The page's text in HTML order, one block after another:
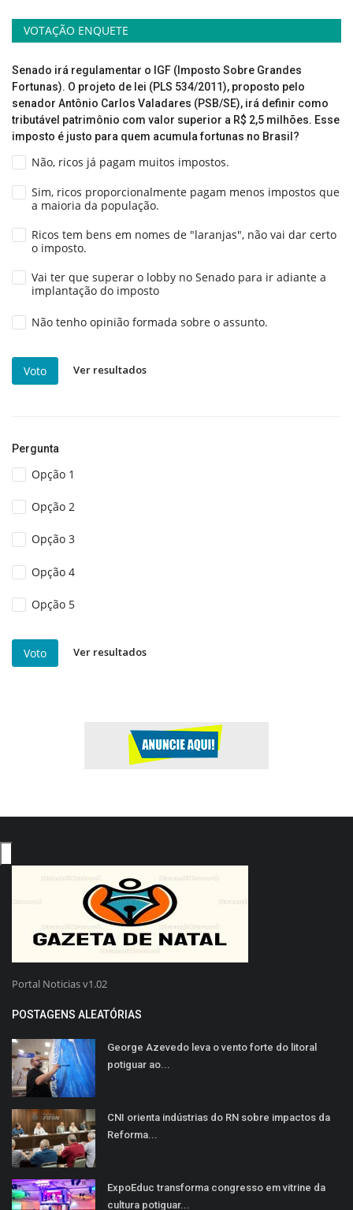
VOTAÇÃO ENQUETE
Senado irá regulamentar o IGF (Imposto Sobre Grandes
Fortunas). O projeto de lei (PLS 534/2011), proposto pelo
senador Antônio Carlos Valadares (PSB/SE), irá definir como
tributável patrimônio com valor superior a R$ 2,5 milhões. Esse
imposto é justo para quem acumula fortunas no Brasil?
Não, ricos já pagam muitos impostos.
Sim, ricos proporcionalmente pagam menos impostos que
a maioria da população.
Ricos tem bens em nomes de "laranjas", não vai dar certo
o imposto.
Vai ter que superar o lobby no Senado para ir adiante a
implantação do imposto
Não tenho opinião formada sobre o assunto.
Voto Ver resultados
Pergunta
Opção 1
Opção 2
Opção 3
Opção 4
Opção 5
Voto Ver resultados
Portal Noticias v1.02
POSTAGENS ALEATÓRIAS
George Azevedo leva o vento forte do litoral
potiguar ao...
CNI orienta indústrias do RN sobre impactos da
Reforma...
ExpoEduc transforma congresso em vitrine da
cultura potiguar...